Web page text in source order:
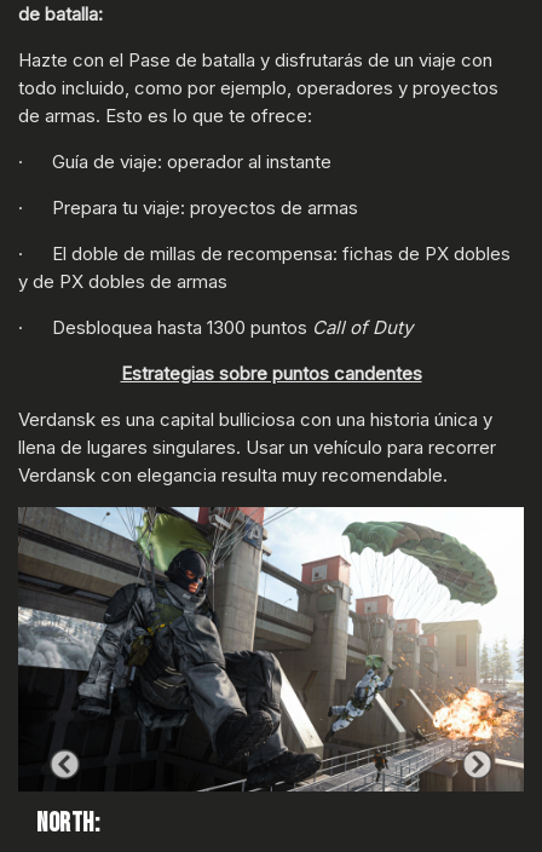
de batalla:
Hazte con el Pase de batalla y disfrutarás de un viaje con
todo incluido, como por ejemplo, operadores y proyectos
de armas. Esto es lo que te ofrece:
· Guía de viaje: operador al instante
· Prepara tu viaje: proyectos de armas
· El doble de millas de recompensa: fichas de PX dobles
y de PX dobles de armas
· Desbloquea hasta 1300 puntos Call of Duty
Estrategias sobre puntos candentes
Verdansk es una capital bulliciosa con una historia única y
llena de lugares singulares. Usar un vehículo para recorrer
Verdansk con elegancia resulta muy recomendable.
NORTH: